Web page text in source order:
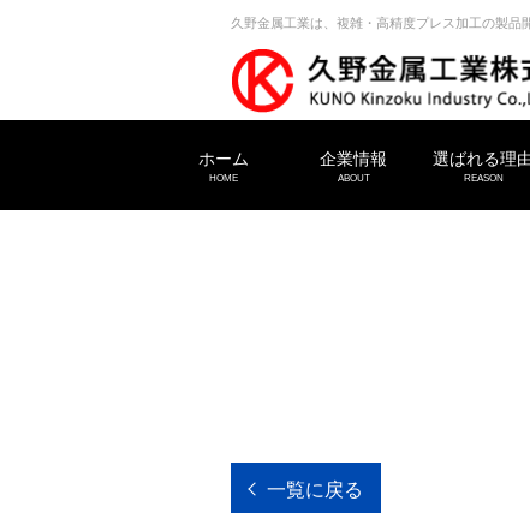
久野金属工業は、複雑・高精度プレス加工の製品
ホーム
HOME
企業情報
ABOUT
選ばれる理
REASON
一覧に戻る